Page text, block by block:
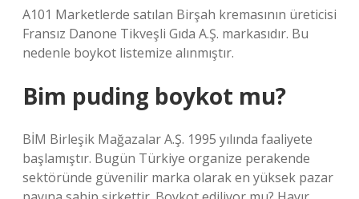
A101 Marketlerde satılan Birşah kremasının üreticisi
Fransız Danone Tikveşli Gıda A.Ş. markasıdır. Bu
nedenle boykot listemize alınmıştır.
Bim puding boykot mu?
BİM Birleşik Mağazalar A.Ş. 1995 yılında faaliyete
başlamıştır. Bugün Türkiye organize perakende
sektöründe güvenilir marka olarak en yüksek pazar